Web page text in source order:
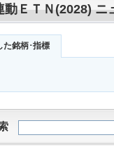
動ＥＴＮ(2028) ニ
た銘柄･指標